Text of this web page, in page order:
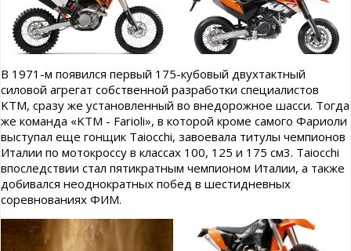
В 1971-м появился первый 175-кубовый двухтактный
силовой агрегат собственной разработки специалистов
KTM, сразу же установленный во внедорожное шасси. Тогда
же команда «KTM - Farioli», в которой кроме самого Фариоли
выступал еще гонщик Taiocchi, завоевала титулы чемпионов
Италии по мотокроссу в классах 100, 125 и 175 см3. Taiocchi
впоследствии стал пятикратным чемпионом Италии, а также
добивался неоднократных побед в шестидневных
соревнованиях ФИМ.